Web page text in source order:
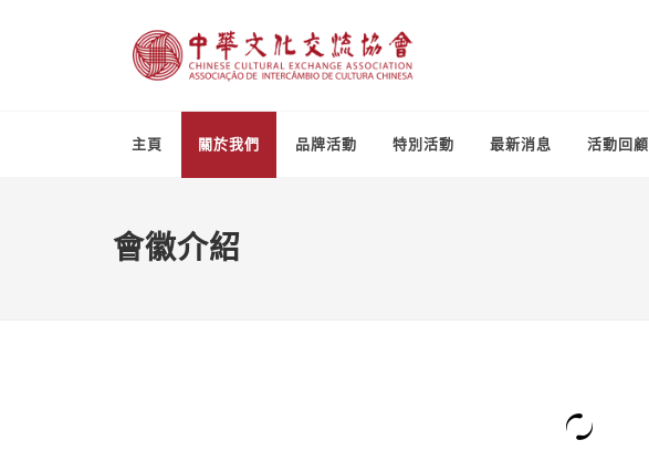
主頁 關於我們 品牌活動 特別活動 最新消息 活動回顧
會徽介紹